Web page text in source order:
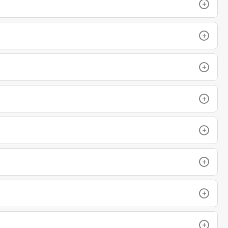
+
+
+
+
+
+
+
+